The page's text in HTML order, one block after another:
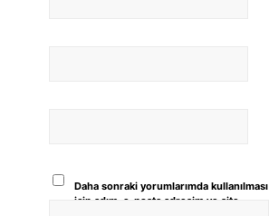
Daha sonraki yorumlarımda kullanılması
için adım, e-posta adresim ve site